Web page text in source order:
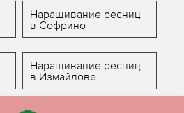
Наращивание ресниц
в Софрино
Наращивание ресниц
в Измайлове